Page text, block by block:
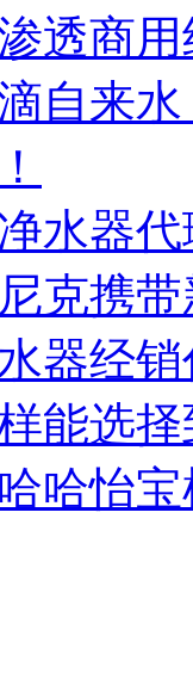
透商
自来
水器
克携
器经
能选
哈怡